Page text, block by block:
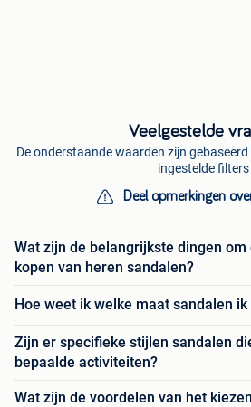
Veelgestelde
De onderstaande waarden zijn
ingestelde filters
Deel opmerkingen
Wat zijn de belangrijkste dingen
kopen van heren sandalen?
Hoe weet ik welke maat sandalen
Zijn er specifieke stijlen sandalen
bepaalde activiteiten?
Wat zijn de voordelen van het